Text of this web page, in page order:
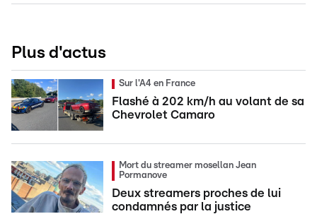
Plus d'actus
Sur l'A4 en France
Flashé à 202 km/h au volant de sa
Chevrolet Camaro
Mort du streamer mosellan Jean
Pormanove
Deux streamers proches de lui
condamnés par la justice